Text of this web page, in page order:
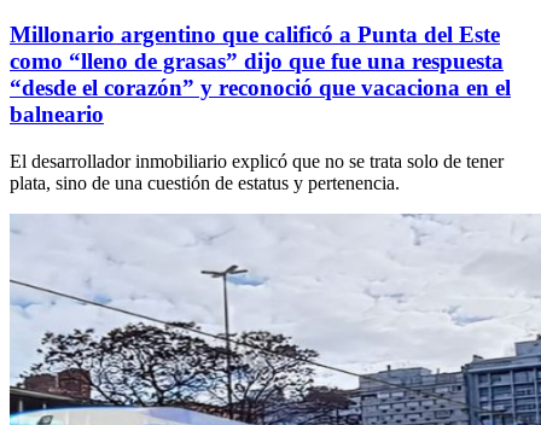
Millonario argentino que calificó a Punta del Este
como “lleno de grasas” dijo que fue una respuesta
“desde el corazón” y reconoció que vacaciona en el
balneario
El desarrollador inmobiliario explicó que no se trata solo de tener
plata, sino de una cuestión de estatus y pertenencia.